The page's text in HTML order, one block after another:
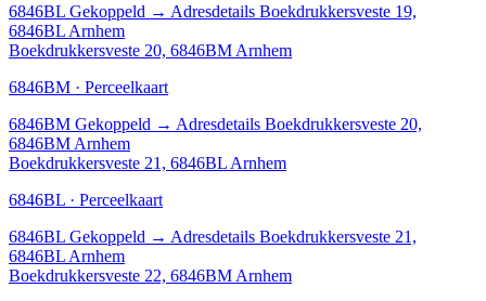
6846BL Gekoppeld → Adresdetails Boekdrukkersveste 19,
6846BL Arnhem
Boekdrukkersveste 20, 6846BM Arnhem
6846BM · Perceelkaart
6846BM Gekoppeld → Adresdetails Boekdrukkersveste 20,
6846BM Arnhem
Boekdrukkersveste 21, 6846BL Arnhem
6846BL · Perceelkaart
6846BL Gekoppeld → Adresdetails Boekdrukkersveste 21,
6846BL Arnhem
Boekdrukkersveste 22, 6846BM Arnhem